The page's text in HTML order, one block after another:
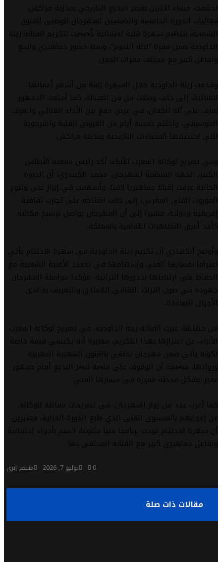
اختتمت، مساء الاثنين بقصر البديع التاريخي بمدينة مراكش،
فعاليات الدورة الخامسة والخمسين للمهرجان الوطني للفنون
الشعبية، بتنظيم سهرة فنية احتفالية خُصصت لتكريم الفنانة زينة
الداودية ضمن فقرة “ليلة النجوم”، وسط حضور جماهيري واسع
وتفاعل كبير مع مختلف فقرات الحفل.
وقدمت زينة الداودية خلال السهرة باقة من أشهر أعمالها
الغنائية، إلى جانب وصلات من فن العيطة، كما أمتعت الجمهور
بعزف على آلة الكمان، في عرض جمع بين الأداء الغنائي والعزف
الموسيقي، واختتم خمسة أيام من العروض الفنية والفرجوية
التي احتضنتها الفضاءات التاريخية بمدينة مراكش.
وفي تصريح لوكالة المغرب للأنباء، أكد رئيس جمعية الأطلس
الكبير، الجهة المنظمة للمهرجان، محمد الكنيدري، أن الدورة
الحالية عرفت إقبالا جماهيريا لافتا، وأسهمت في إبراز غنى وتنوع
الموروث الفني المغربي، إلى جانب انفتاحه على تجارب ثقافية
إفريقية ودولية، مشيرا إلى أن المهرجان يواصل ترسيخ مكانته
كأحد أعرق التظاهرات الثقافية بالمملكة.
وأوضح الكنيدري أن تكريم زينة الداودية في سهرة الاختتام يأتي
اعترافا بمسارها الفني وإسهامها في تجديد الأغنية الشعبية مع
الحفاظ على ارتباطها بجذورها التراثية، مؤكدا مواصلة المهرجان
جهوده في صون التراث الثقافي اللامادي والتعريف به لدى
الأجيال الصاعدة.
من جهتها، عبرت الفنانة زينة الداودية، في تصريح لوكالة المغرب
للأنباء، عن اعتزازها بهذا التكريم، معتبرة أنه يكتسي قيمة خاصة
لكونه يأتي ضمن مهرجان يحتفي بالفنون الشعبية المغربية
وروادها، مضيفة أن الوقوف على منصة قصر البديع أمام جمهور
غفير يشكل محطة مميزة في مسارها الفني.
كما أعرب عدد من زوار المهرجان، في تصريحات مماثلة للوكالة،
عن إعجابهم بالمستوى الفني الذي طبع الدورة الحالية، معتبرين
أن سهرة الاختتام توجت برنامجا فنيا متنوعا، اتسم بأجواء احتفالية
وتفاعل جماهيري كبير مع الفنانة المحتفى بها.
منتصر إثري يوليو 7, 2026 0
مقالات ذات صلة